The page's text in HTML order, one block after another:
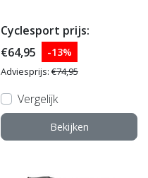
Cyclesport prijs:
€64,95
-13%
Adviesprijs: €74,95
Vergelijk
Bekijken